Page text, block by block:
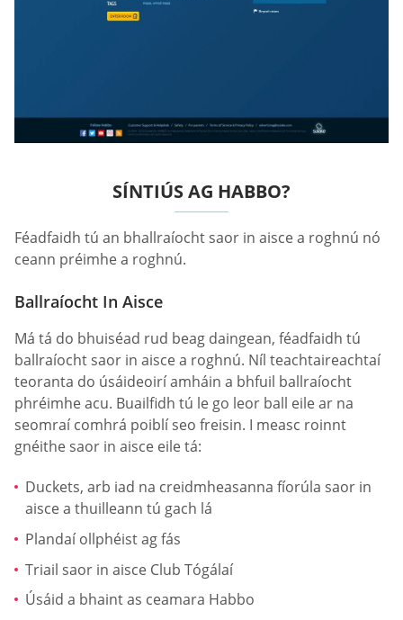
SÍNTIÚS AG HABBO?
Féadfaidh tú an bhallraíocht saor in aisce a roghnú nó
ceann préimhe a roghnú.
Ballraíocht In Aisce
Má tá do bhuiséad rud beag daingean, féadfaidh tú
ballraíocht saor in aisce a roghnú. Níl teachtaireachtaí
teoranta do úsáideoirí amháin a bhfuil ballraíocht
phréimhe acu. Buailfidh tú le go leor ball eile ar na
seomraí comhrá poiblí seo freisin. I measc roinnt
gnéithe saor in aisce eile tá:
Duckets, arb iad na creidmheasanna fíorúla saor in
aisce a thuilleann tú gach lá
Plandaí ollphéist ag fás
Triail saor in aisce Club Tógálaí
Úsáid a bhaint as ceamara Habbo